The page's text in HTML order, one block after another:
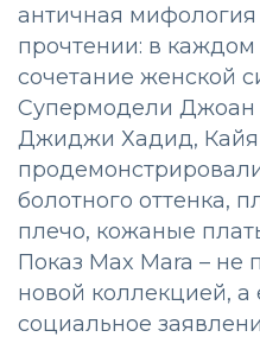
античная
прочтении: в каждом
сочетание женской
Супермодели
Джиджи Хадид, Кайя
болотного оттенка,
плечо, кожаные
Показ Max Mara – не
новой коллекцией,
социальное